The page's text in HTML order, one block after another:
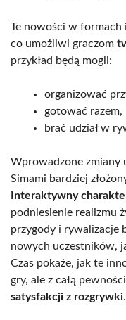
Te nowości w formach
co umożliwi graczom
przykład będą mogli:
organizować
gotować razem,
brać udział w
Wprowadzone zmiany
Simami bardziej
Interaktywny
podniesienie realizmu
przygody i rywalizacje
nowych uczestników,
Czas pokaże, jak te
gry, ale z całą
satysfakcji z rozgrywki.